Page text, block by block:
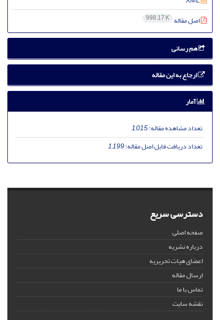
اصل مقاله 998.17 K
هم رسانی
ارجاع به این مقاله
آمار
تعداد مشاهده مقاله:1,015
تعداد دریافت فایل اصل مقاله:1,199
دسترسی سریع
صفحه اصلی
درباره نشریه
اعضای هیات تحریریه
ارسال مقاله
تماس با ما
نقشه سایت